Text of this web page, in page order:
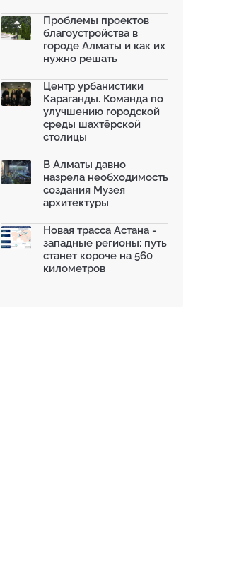
На слушаниях по корректировке
СЭО Генплана Алматы...
30.06.2026
130-летняя Майская роща в
22.06.2026
По улице Саина в Алматы с 20
июня заработает авто...
19.06.2026
романов о городах с...
18.06.2026
Проблемы проектов
благоустройства в
городе Алматы и как их
нужно решать
Центр урбанистики
Караганды. Команда по
улучшению городской
среды шахтёрской
столицы
В Алматы давно
назрела необходимость
создания Музея
архитектуры
Новая трасса Астана -
западные регионы: путь
станет короче на 560
километров